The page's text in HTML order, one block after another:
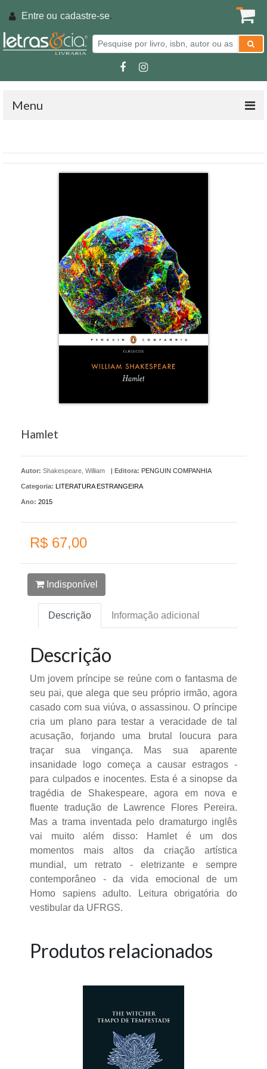
Entre ou cadastre-se.
Menu
Hamlet
Autor: Shakespeare, William Editora: PENGUIN COMPANHIA
Categoria: LITERATURA ESTRANGEIRA
Ano: 2015
R$ 67,00
Indisponível
Descrição Informação adicional
Descrição
Um jovem príncipe se reúne com o fantasma de
seu pai, que alega que seu próprio irmão, agora
casado com sua viúva, o assassinou. O príncipe
cria um plano para testar a veracidade de tal
acusação, forjando uma brutal loucura para
traçar sua vingança. Mas sua aparente
insanidade logo começa a causar estragos -
para culpados e inocentes. Esta é a sinopse da
tragédia de Shakespeare, agora em nova e
fluente tradução de Lawrence Flores Pereira.
Mas a trama inventada pelo dramaturgo inglês
vai muito além disso: Hamlet é um dos
momentos mais altos da criação artística
mundial, um retrato - eletrizante e sempre
contemporâneo - da vida emocional de um
Homo sapiens adulto. Leitura obrigatória do
vestibular da UFRGS.
Produtos relacionados